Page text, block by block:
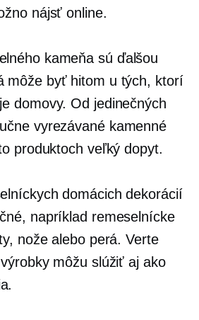
nájsť online.
kameňa sú ďalšou
môže byť hitom u tých, ktorí
domovy. Od jedinečných
vyrezávanékamenné
produktoch veľký dopyt.
domácich dekorácií
napríklad remeselnícke
nože alebo perá. Verte
môžu slúžiť aj ako